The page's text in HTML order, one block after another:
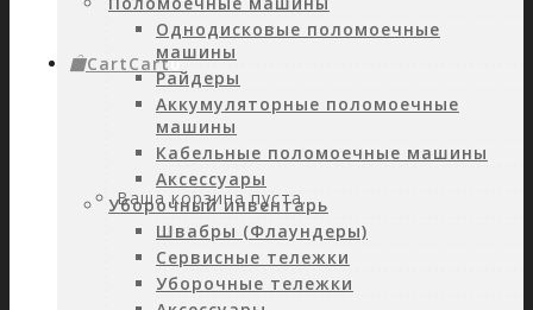
CartCart0
Ваша корзина пуста.
Однодисковые поломоечные
машины
Райдеры
Аккумуляторные поломоечные
машины
Кабельные поломоечные машины
Аксессуары
Уборочный инвентарь
Швабры (Флаундеры)
Сервисные тележки
Уборочные тележки